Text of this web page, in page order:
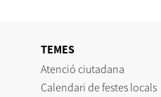
TEMES
Atenció ciutadana
Calendari de festes locals